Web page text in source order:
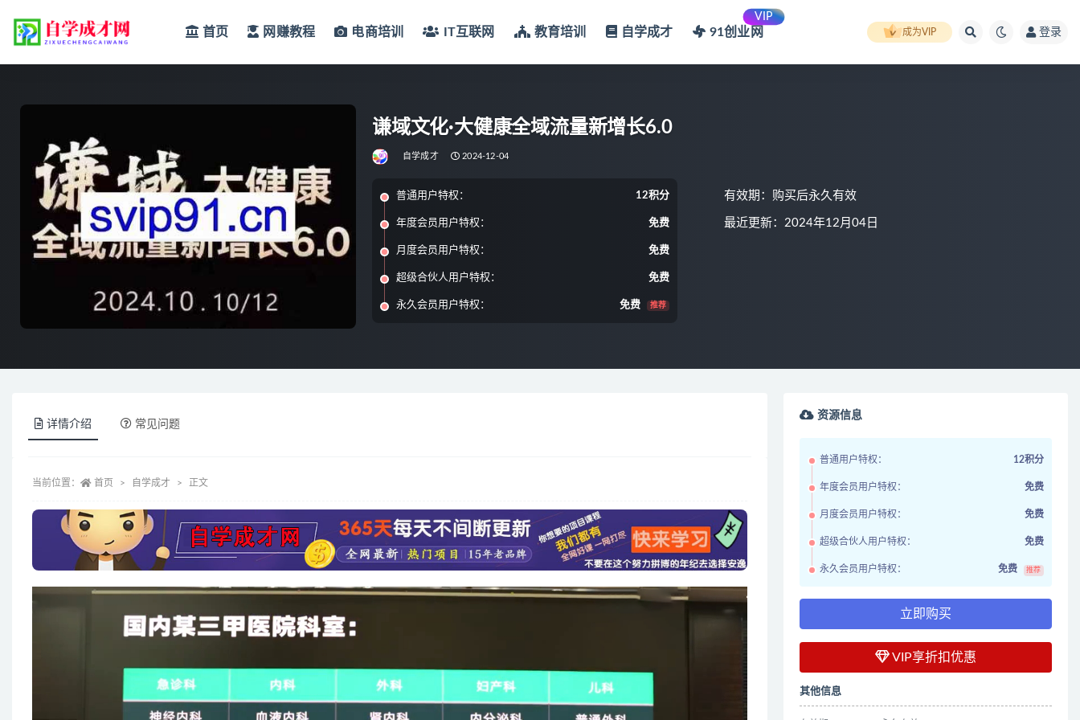
首页 网赚教程 电商培训 IT互联网 教育培训 自学成才 91创业网
VIP
成为VIP 登录
谦域文化·大健康全域流量新增长6.0
自学成才 2024-12-04
普通用户特权： 12积分
年度会员用户特权： 免费
月度会员用户特权： 免费
超级合伙人用户特权： 免费
永久会员用户特权： 免费 推荐
有效期：购买后永久有效
最近更新：2024年12月04日
详情介绍 常见问题
当前位置： 首页 自学成才 正文
资源信息
普通用户特权： 12积分
年度会员用户特权： 免费
月度会员用户特权： 免费
超级合伙人用户特权： 免费
永久会员用户特权： 免费 推荐
立即购买
VIP享折扣优惠
其他信息